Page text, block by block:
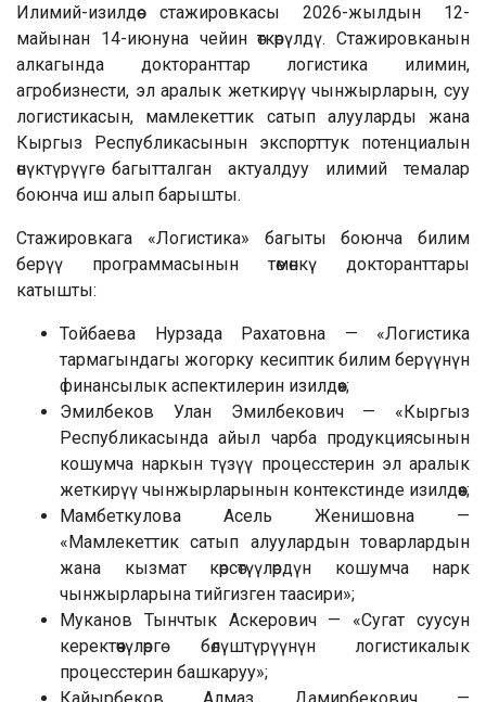
Илимий-изилдөө стажировкасы 2026-жылдын 12-
майынан 14-июнуна чейин өткөрүлдү. Стажировканын
алкагында докторанттар логистика илимин,
агробизнести, эл аралык жеткирүү чынжырларын, суу
логистикасын, мамлекеттик сатып алууларды жана
Кыргыз Республикасынын экспорттук потенциалын
өнүктүрүүгө багытталган актуалдуу илимий темалар
боюнча иш алып барышты.
Стажировкага «Логистика» багыты боюнча билим
берүү программасынын төмөнкү докторанттары
катышты:
Тойбаева Нурзада Рахатовна — «Логистика
тармагындагы жогорку кесиптик билим берүүнүн
финансылык аспектилерин изилдөө»;
Эмилбеков Улан Эмилбекович — «Кыргыз
Республикасында айыл чарба продукциясынын
кошумча наркын түзүү процесстерин эл аралык
жеткирүү чынжырларынын контекстинде изилдөө»;
Мамбеткулова Асель Женишовна —
«Мамлекеттик сатып алуулардын товарлардын
жана кызмат көрсөтүүлөрдүн кошумча нарк
чынжырларына тийгизген таасири»;
Муканов Тынчтык Аскерович — «Сугат суусун
керектөөчүлөргө бөлүштүрүүнүн логистикалык
процесстерин башкаруу»;
Кайырбеков Алмаз Дамирбекович —